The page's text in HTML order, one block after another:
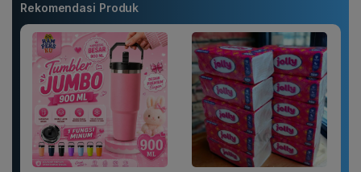
Rekomendasi Produk